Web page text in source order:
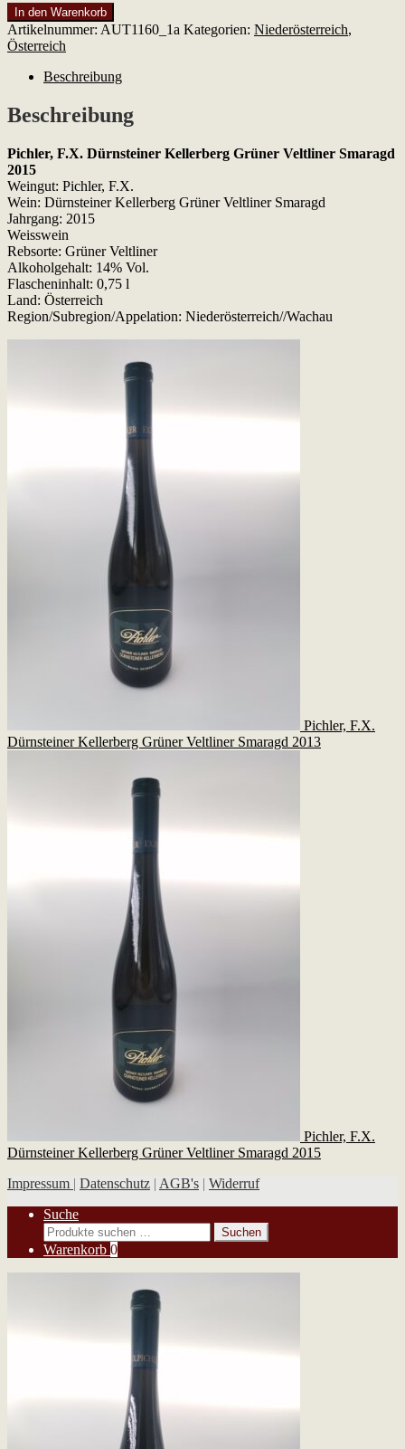
Pichler,
F.X.
Dürnsteiner
Grüner
Smaragd
2015
In den Warenkorb
Artikelnummer: AUT1160_1a Kategorien: Niederösterreich,
Österreich
Beschreibung
Beschreibung
Pichler, F.X. Dürnsteiner Kellerberg Grüner Veltliner Smaragd
2015
Weingut: Pichler, F.X.
Wein: Dürnsteiner Kellerberg Grüner Veltliner Smaragd
Jahrgang: 2015
Weisswein
Rebsorte: Grüner Veltliner
Alkoholgehalt: 14% Vol.
Flascheninhalt: 0,75 l
Land: Österreich
Region/Subregion/Appelation: Niederösterreich//Wachau
Pichler, F.X.
Dürnsteiner Kellerberg Grüner Veltliner Smaragd 2013
Pichler, F.X.
Dürnsteiner Kellerberg Grüner Veltliner Smaragd 2015
Impressum | Datenschutz | AGB's | Widerruf
Suche
Suchen
nach:
Suchen
Warenkorb 0